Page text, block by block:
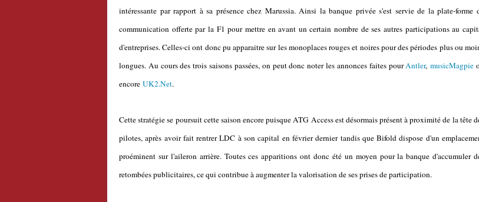
intéressante par rapport à sa présence chez Marussia. Ainsi la banque privée s'est servie de la plate-forme
communication offerte par la F1 pour mettre en avant un certain nombre de ses autres participations au
d'entreprises. Celles-ci ont donc pu apparaitre sur les monoplaces rouges et noires pour des périodes plus ou
longues. Au cours des trois saisons passées, on peut donc noter les annonces faites pourAntler, musicMagpie
encore UK2.Net.
Cette stratégie se poursuit cette saison encore puisque ATG Access est désormais présent à proximité de la tête
pilotes, après avoir fait rentrer LDC à son capital en février dernier tandis que Bifold dispose d'un
proéminent sur l'aileron arrière. Toutes ces apparitions ont donc été un moyen pour la banque d'accumuler
retombées publicitaires, ce qui contribue à augmenter la valorisation de ses prises de participation.